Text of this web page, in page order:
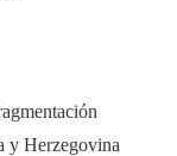
y Herzegovina